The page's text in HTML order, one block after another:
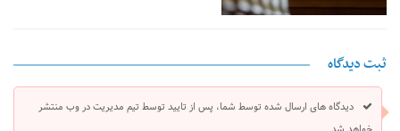
ثبت دیدگاه
دیدگاه های ارسال شده توسط شما، پس از تایید توسط تیم مدیریت در وب منتشر